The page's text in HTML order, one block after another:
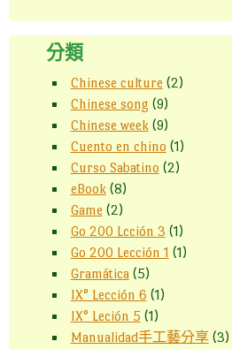
分類
Chinese culture (2)
Chinese song (9)
Chinese week(9)
Cuento en chino (1)
Curso Sabatino (2)
eBook(8)
Game (2)
Go 200 Lcción 3 (1)
Go 200 Lección 1 (1)
Gramática(5)
IX° Lección 6 (1)
IX° Leción 5 (1)
Manualidad手工藝分享(3)